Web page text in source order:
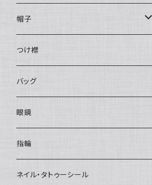
帽子
ベレー帽
つけ襟
バッグ
眼鏡
指輪
ネイル・タトゥーシール